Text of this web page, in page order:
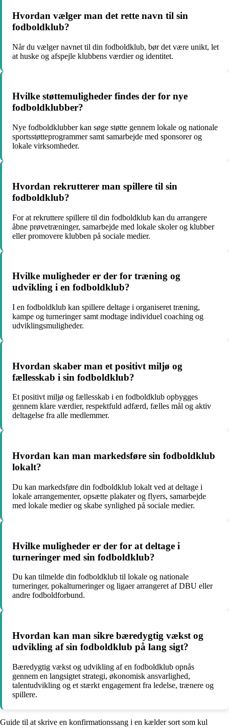
Hvordan vælger man det rette navn til sin
fodboldklub?
Når du vælger navnet til din fodboldklub, bør det være unikt, let
at huske og afspejle klubbens værdier og identitet.
Hvilke støttemuligheder findes der for nye
fodboldklubber?
Nye fodboldklubber kan søge støtte gennem lokale og nationale
sportsstøtteprogrammer samt samarbejde med sponsorer og
lokale virksomheder.
Hvordan rekrutterer man spillere til sin
fodboldklub?
For at rekruttere spillere til din fodboldklub kan du arrangere
åbne prøvetræninger, samarbejde med lokale skoler og klubber
eller promovere klubben på sociale medier.
Hvilke muligheder er der for træning og
udvikling i en fodboldklub?
I en fodboldklub kan spillere deltage i organiseret træning,
kampe og turneringer samt modtage individuel coaching og
udviklingsmuligheder.
Hvordan skaber man et positivt miljø og
fællesskab i sin fodboldklub?
Et positivt miljø og fællesskab i en fodboldklub opbygges
gennem klare værdier, respektfuld adfærd, fælles mål og aktiv
deltagelse fra alle medlemmer.
Hvordan kan man markedsføre sin fodboldklub
lokalt?
Du kan markedsføre din fodboldklub lokalt ved at deltage i
lokale arrangementer, opsætte plakater og flyers, samarbejde
med lokale medier og skabe synlighed på sociale medier.
Hvilke muligheder er der for at deltage i
turneringer med sin fodboldklub?
Du kan tilmelde din fodboldklub til lokale og nationale
turneringer, pokalturneringer og ligaer arrangeret af DBU eller
andre fodboldforbund.
Hvordan kan man sikre bæredygtig vækst og
udvikling af sin fodboldklub på lang sigt?
Bæredygtig vækst og udvikling af en fodboldklub opnås
gennem en langsigtet strategi, økonomisk ansvarlighed,
talentudvikling og et stærkt engagement fra ledelse, trænere og
spillere.
Guide til at skrive en konfirmationssang i en kælder sort som kul